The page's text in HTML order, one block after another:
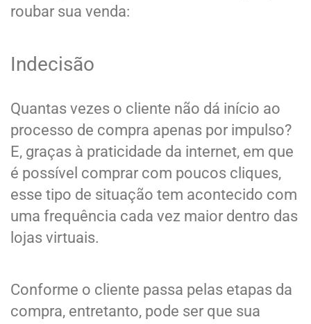
roubar sua venda:
Indecisão
Quantas vezes o cliente não dá início ao
processo de compra apenas por impulso?
E, graças à praticidade da internet, em que
é possível comprar com poucos cliques,
esse tipo de situação tem acontecido com
uma frequência cada vez maior dentro das
lojas virtuais.
Conforme o cliente passa pelas etapas da
compra, entretanto, pode ser que sua